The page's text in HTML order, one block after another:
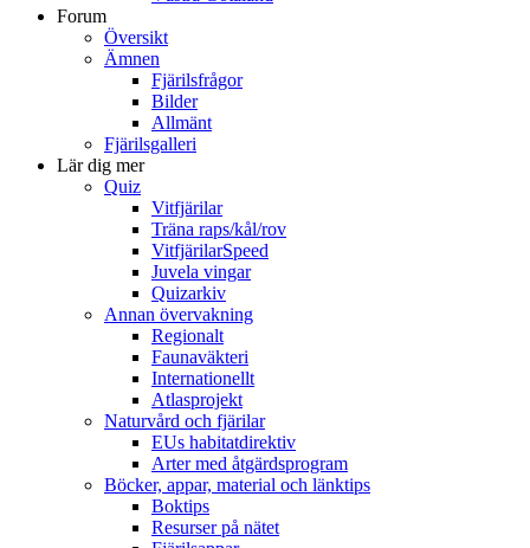
Forum
Översikt
Ämnen
Fjärilsfrågor
Bilder
Allmänt
Fjärilsgalleri
Lär dig mer
Quiz
Vitfjärilar
Träna raps/kål/rov
VitfjärilarSpeed
Juvela vingar
Quizarkiv
Annan övervakning
Regionalt
Faunaväkteri
Internationellt
Atlasprojekt
Naturvård och fjärilar
EUs habitatdirektiv
Arter med åtgärdsprogram
Böcker, appar, material och länktips
Boktips
Resurser på nätet